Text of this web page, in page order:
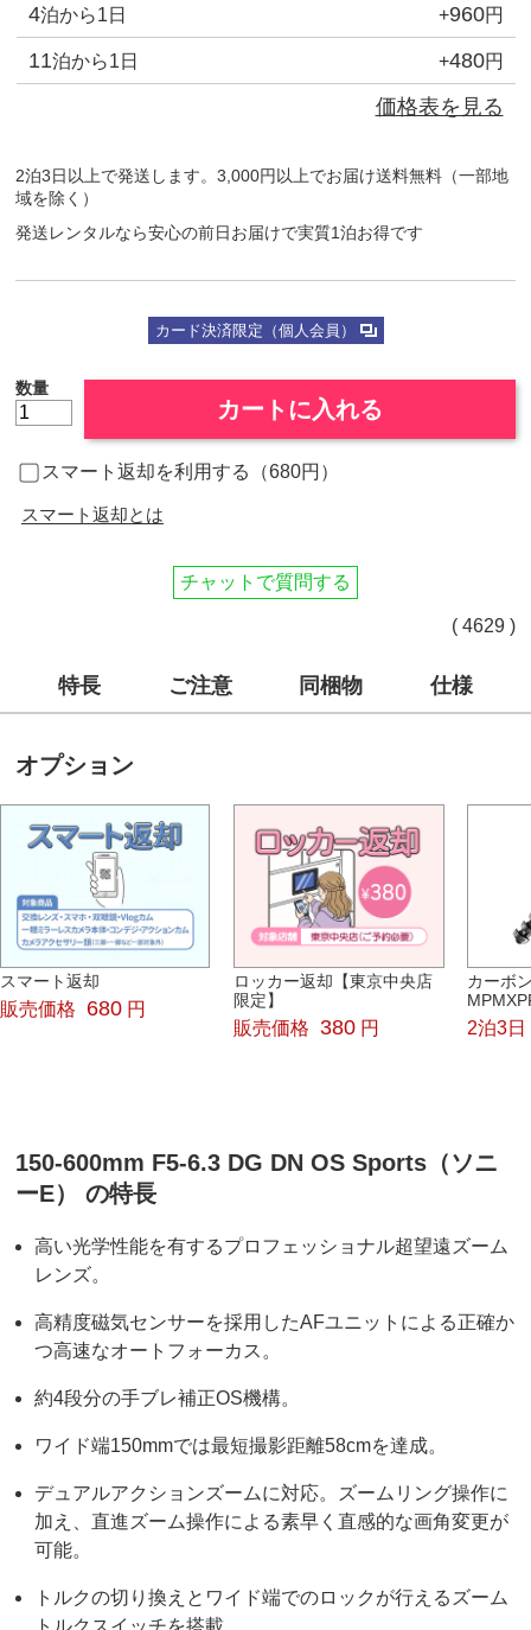
4泊から1日 +960円
11泊から1日 +480円
価格表を見る
2泊3日以上で発送します。3,000円以上でお届け送料無料（一部地
域を除く）
発送レンタルなら安心の前日お届けで実質1泊お得です
カード決済限定（個人会員）
数量
カートに入れる
スマート返却を利用する（680円）
スマート返却とは
チャットで質問する
( 4629 )
特長 ご注意 同梱物 仕様
オプション
スマート返却
販売価格 680 円
ロッカー返却【東京中央店
限定】
販売価格 380 円
カーボ
2泊3日
150-600mm F5-6.3 DG DN OS Sports（ソニ
ーE） の特長
高い光学性能を有するプロフェッショナル超望遠ズーム
レンズ。
高精度磁気センサーを採用したAFユニットによる正確か
つ高速なオートフォーカス。
約4段分の手ブレ補正OS機構。
ワイド端150mmでは最短撮影距離58cmを達成。
デュアルアクションズームに対応。ズームリング操作に
加え、直進ズーム操作による素早く直感的な画角変更が
可能。
トルクの切り換えとワイド端でのロックが行えるズーム
トルクスイッチを搭載。